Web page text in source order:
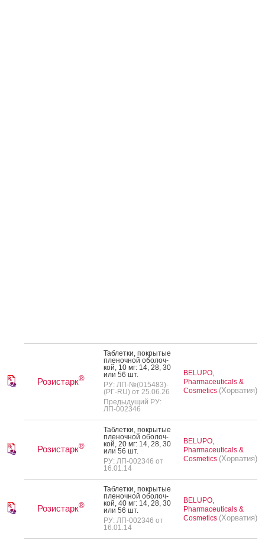
Розистарк®
Таб­летки, пок­ры­тые
пле­ноч­ной обо­лоч­
кой, 10 мг: 14, 28, 30
или 56 шт.
РУ: ЛП-№(015483)-
(РГ-RU) от 25.06.26
Предыдущий РУ:
ЛП-002346
BELUPO,
Pharmaceuticals &
Cosmetics (Хорватия)
Розистарк®
Таб­летки, пок­ры­тые
пле­ноч­ной обо­лоч­
кой, 20 мг: 14, 28, 30
или 56 шт.
РУ: ЛП-002346 от
16.01.14
BELUPO,
Pharmaceuticals &
Cosmetics (Хорватия)
Розистарк®
Таб­летки, пок­ры­тые
пле­ноч­ной обо­лоч­
кой, 40 мг: 14, 28, 30
или 56 шт.
РУ: ЛП-002346 от
16.01.14
BELUPO,
Pharmaceuticals &
Cosmetics (Хорватия)